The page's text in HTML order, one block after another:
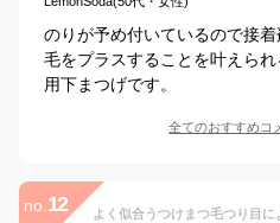
のりが予め付いているので接
毛をプラスすることを叶えら
用下まつげです。
全てのおすすめコ
no. 12